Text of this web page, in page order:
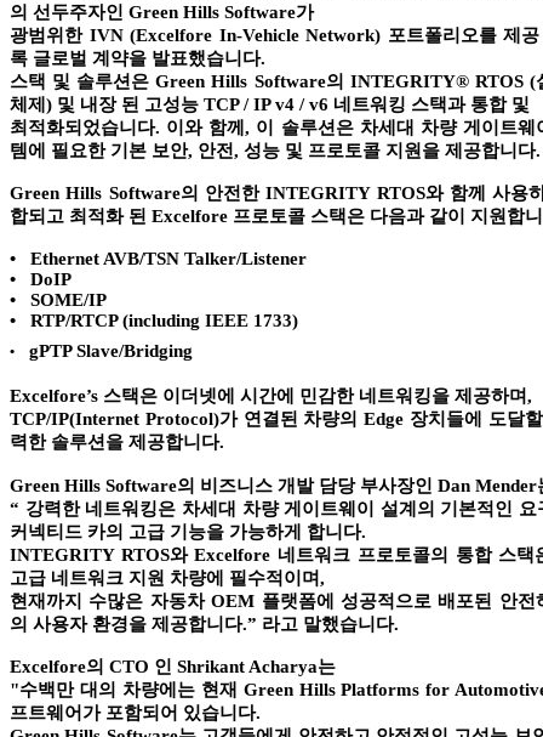
의 선두주자인 Green Hills Software가
광범위한IVN (Excelfore In-Vehicle Network) 포트폴리오를 제
록 글로벌 계약을 발표했습니다.
스택 및 솔루션은 Green Hills Software의 INTEGRITY® RTOS (
체제 ) 및 내장 된 고성능 TCP / IP v4 / v6 네트워킹 스택과 통합 및
최적화되었습니다. 이와 함께, 이 솔루션은 차세대 차량 게이트웨
템에 필요한 기본 보안, 안전, 성능 및 프로토콜 지원을 제공합니다.
Green Hills Software의 안전한INTEGRITY RTOS와 함께 사용
합되고 최적화 된 Excelfore 프로토콜 스택은 다음과 같이 지원합
• Ethernet AVB/TSN Talker/Listener
• DoIP
• SOME/IP
• RTP/RTCP (including IEEE 1733)
• gPTP Slave/Bridging
Excelfore’s 스택은 이더넷에 시간에 민감한 네트워킹을 제공하며,
TCP/IP(Internet Protocol)가 연결된 차량의 Edge 장치들에 도달
력한 솔루션을 제공합니다.
Green Hills Software의 비즈니스 개발 담당 부사장인 Dan Mender
“ 강력한 네트워킹은 차세대 차량 게이트웨이 설계의 기본적인 요
커넥티드 카의 고급 기능을 가능하게 합니다.
INTEGRITY RTOS와Excelfore 네트워크 프로토콜의 통합 스택
고급 네트워크 지원 차량에 필수적이며,
현재까지 수많은 자동차OEM 플랫폼에 성공적으로 배포된 안전
의 사용자 환경을 제공합니다.” 라고 말했습니다.
Excelfore의 CTO 인 Shrikant Acharya는
"수백만 대의 차량에는 현재 Green Hills Platforms for
프트웨어가 포함되어 있습니다.